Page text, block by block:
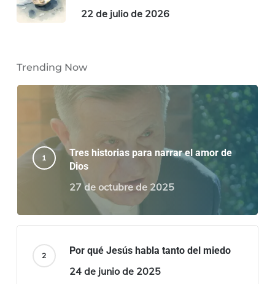
22 de julio de 2026
Trending Now
Tres historias para narrar el amor de
Dios
27 de octubre de 2025
Por qué Jesús habla tanto del miedo
24 de junio de 2025